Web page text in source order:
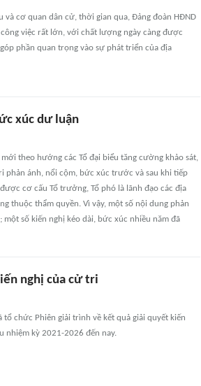
và cơ quan dân cử, thời gian qua, Đảng đoàn HĐND
việc rất lớn, với chất lượng ngày càng được
phần quan trọng vào sự phát triển của địa
xúc dư luận
theo hướng các Tổ đại biểu tăng cường khảo sát,
ánh, nổi cộm, bức xúc trước và sau khi tiếp
cơ cấu Tổ trưởng, Tổ phó là lãnh đạo các địa
thuộc thẩm quyền. Vì vậy, một số nội dung phản
số kiến nghị kéo dài, bức xúc nhiều năm đã
nghị của cử tri
chức Phiên giải trình về kết quả giải quyết kiến
nhiệm kỳ 2021-2026 đến nay.